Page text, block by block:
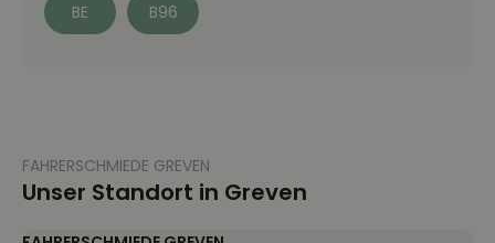
BE B96
FAHRERSCHMIEDE GREVEN
Unser Standort in Greven